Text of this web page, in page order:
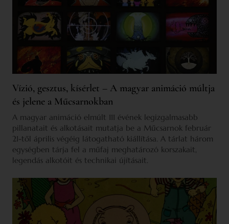
Vízió, gesztus, kísérlet – A magyar animáció múltja
és jelene a Műcsarnokban
A magyar animáció elmúlt 111 évének legizgalmasabb
pillanatait és alkotásait mutatja be a Műcsarnok február
21-től április végéig látogatható kiállítása. A tárlat három
egységben tárja fel a műfaj meghatározó korszakait,
legendás alkotóit és technikai újításait.